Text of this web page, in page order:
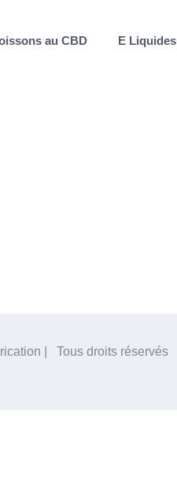
au CBD E Liquides
| Tous droits réservés